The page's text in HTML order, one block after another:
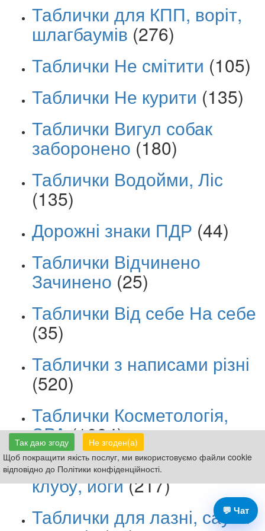
Так даю згоду
Не згоден(а)
Щоб покращити якість послуг, ми використовуємо файли cookie
відповідно до Політики конфіденційності.
Таблички для КПП, воріт,
шлагбаумів (276)
Таблички Не смітити (105)
Таблички Не курити (135)
Таблички Вигул собак
заборонено (180)
Таблички Водойми, Ліс
(135)
Дорожні знаки ПДР (44)
Таблички Відчинено
Зачинено (25)
Таблички Від себе На себе
(35)
Таблички з написами різні
(520)
Таблички Косметологія,
SPA(1094)
Таблички для фітнес
клубу, йоги(217)
Таблички для лазні, сауни
💬 Чат